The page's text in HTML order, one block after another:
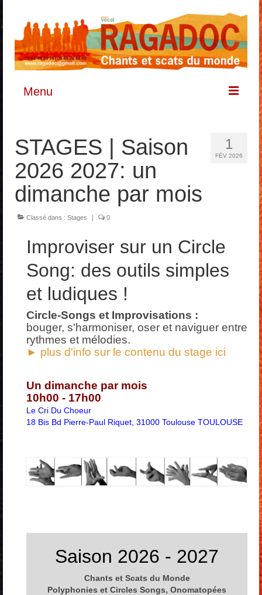
Menu
Groupe vocal
Le groupe
Sons et Paroles
Stages
Liens
Contacts
1
FÉV 2026
STAGES | Saison
2026 2027: un
dimanche par mois
Classé dans : Stages | 0
Improviser sur un Circle
Song: des outils simples
et ludiques !
Circle-Songs et Improvisations :
bouger, s'harmoniser, oser et naviguer entre
rythmes et mélodies.
► plus d'info sur le contenu du stage ici
Un dimanche par mois
10h00 - 17h00
Le Cri Du Choeur
18 Bis Bd Pierre-Paul Riquet, 31000 Toulouse TOULOUSE
Saison 2026 - 2027
Chants et Scats du Monde
Polyphonies et Circles Songs, Onomatopées